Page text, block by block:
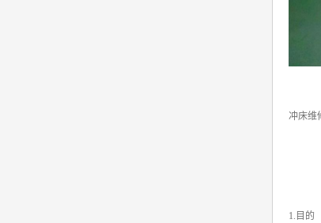
冲床维
1.目的